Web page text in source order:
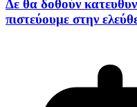
Δε θα δοθούν
πιστεύουμε στην